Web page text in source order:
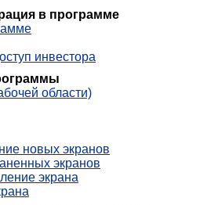
в программе
инвестора
области)
новых экранов
экранов
экрана